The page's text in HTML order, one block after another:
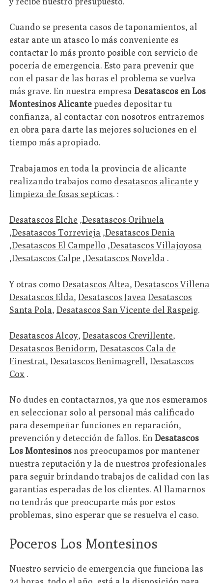
Cuando se presenta casos de taponamientos, al
estar ante un atasco lo más conveniente es
contactar lo más pronto posible con servicio de
pocería de emergencia. Esto para prevenir que
con el pasar de las horas el problema se vuelva
más grave. En nuestra empresaDesatascos en Los
Montesinos Alicantepuedes depositar tu
confianza, al contactar con nosotros entraremos
en obra para darte las mejores soluciones en el
tiempo más apropiado.
Trabajamos en toda la provincia de alicante
realizando trabajos como desatascos alicantey
limpieza de fosas septicas. :
Desatascos Elche ,Desatascos Orihuela
,Desatascos Torrevieja ,Desatascos Denia
,Desatascos El Campello ,Desatascos Villajoyosa
,Desatascos Calpe ,Desatascos Novelda .
Y otras comoDesatascos Altea,Desatascos Villena
Desatascos Elda,Desatascos Javea Desatascos
Santa Pola,Desatascos San Vicente del Raspeig.
Desatascos Alcoy,Desatascos Crevillente,
Desatascos Benidorm,Desatascos Cala de
Finestrat,Desatascos Benimagrell ,Desatascos
Cox .
No dudes en contactarnos, ya que nos esmeramos
en seleccionar solo al personal más calificado
para desempeñar funciones en reparación,
prevención y detección de fallos. EnDesatascos
Los Montesinosnos preocupamos por mantener
nuestra reputación y la de nuestros profesionales
para seguir brindando trabajos de calidad con las
garantías esperadas de los clientes. Al llamarnos
no tendrás que preocuparte más por estos
problemas, sino esperar que se resuelva el caso.
Poceros Los Montesinos
Nuestro servicio de emergencia que funciona las